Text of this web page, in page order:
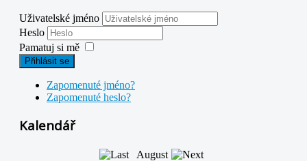
Uživatelské jméno
Heslo
Pamatuj si mě
Přihlásit se
Zapomenuté jméno?
Zapomenuté heslo?
Kalendář
August